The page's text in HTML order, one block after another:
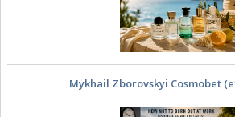
Mykhail Zborovskyi Cosmobet